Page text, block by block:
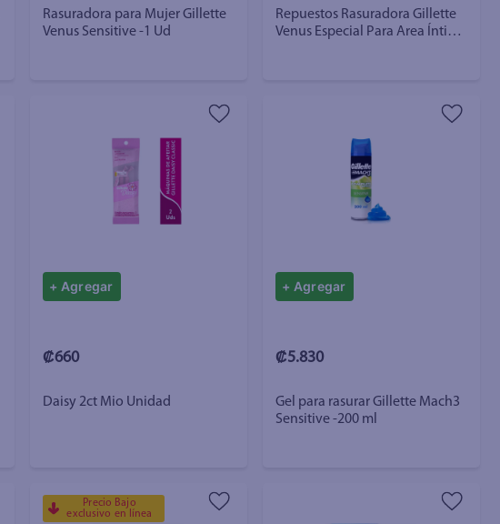
Rasuradora para Mujer Gillette
Venus Sensitive -1 Ud
Repuestos Rasuradora Gillette
Venus Especial Para Area Íntima
+ Agregar
₡660
Daisy 2ct Mio Unidad
+ Agregar
₡5.830
Gel para rasurar Gillette Mach3
Sensitive -200 ml
Precio Bajo
exclusivo en línea